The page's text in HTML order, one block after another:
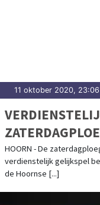
11 oktober 2020,
HOORN - De
verdienstelijk gelijkspel
de Hoornse [...]